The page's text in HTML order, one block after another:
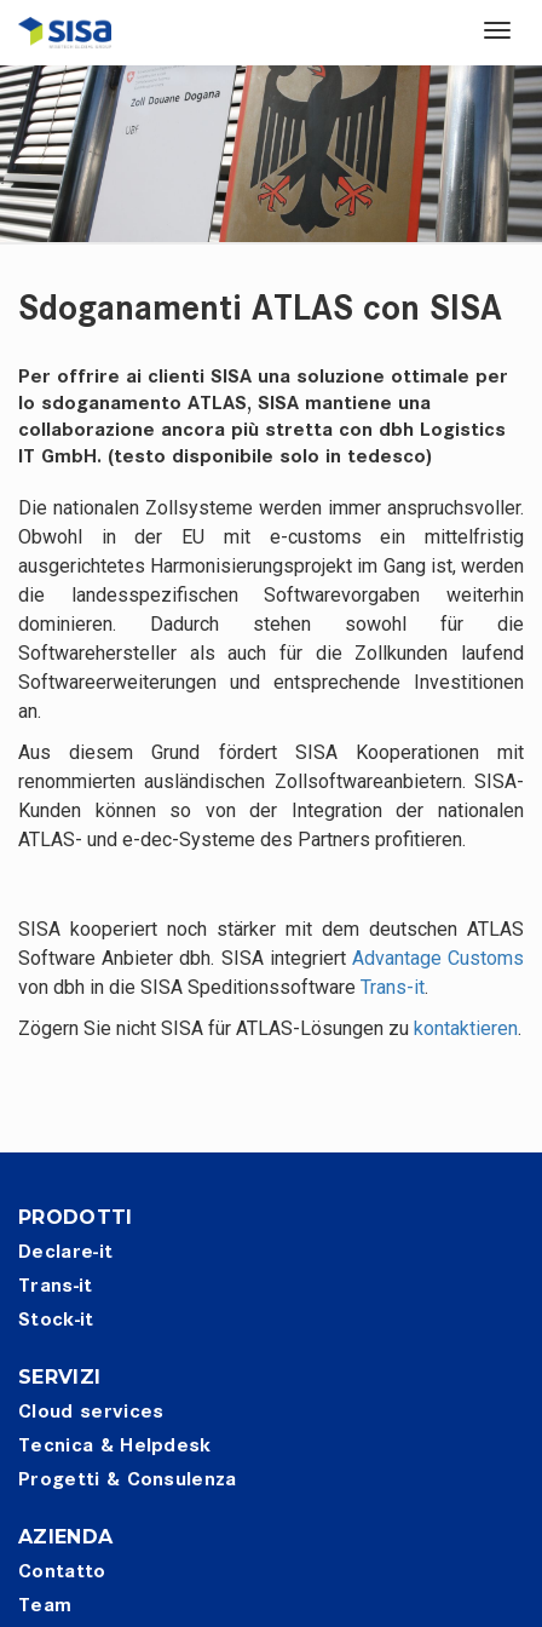
Sdoganamenti ATLAS con SISA
Per offrire ai clienti SISA una soluzione ottimale per
lo sdoganamento ATLAS, SISA mantiene una
collaborazione ancora più stretta con dbh Logistics
IT GmbH. (testo disponibile solo in tedesco)
Die nationalen Zollsysteme werden immer anspruchsvoller.
Obwohl in der EU mit e-customs ein mittelfristig
ausgerichtetes Harmonisierungsprojekt im Gang ist, werden
die landesspezifischen Softwarevorgaben weiterhin
dominieren. Dadurch stehen sowohl für die
Softwarehersteller als auch für die Zollkunden laufend
Softwareerweiterungen und entsprechende Investitionen
an.
Aus diesem Grund fördert SISA Kooperationen mit
renommierten ausländischen Zollsoftwareanbietern. SISA-
Kunden können so von der Integration der nationalen
ATLAS- und e-dec-Systeme des Partners profitieren.
SISA kooperiert noch stärker mit dem deutschen ATLAS
Software Anbieter dbh. SISA integriert Advantage Customs
von dbh in die SISA Spedi­tions­software Trans-it.
Zögern Sie nicht SISA für ATLAS-Lösungen zu kon­taktieren.
PRODOTTI
Declare-it
Trans-it
Stock-it
SERVIZI
Cloud services
Tecnica & Helpdesk
Progetti & Consulenza
AZIENDA
Contatto
Team